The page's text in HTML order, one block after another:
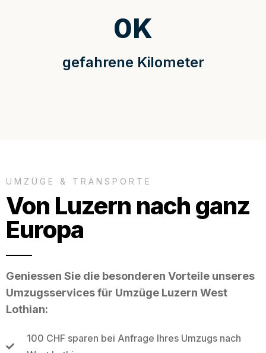
gefahrene Kilometer
0K
UMZÜGE & TRANSPORTE
Von Luzern nach ganz
Europa
Geniessen Sie die besonderen Vorteile unseres
Umzugsservices für Umzüge Luzern West
Lothian:
100 CHF sparen bei Anfrage Ihres Umzugs nach